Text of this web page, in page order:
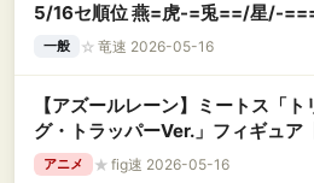
5/16セ順位 燕=虎-=兎==/星/-
一般 ☆ 竜速 2026-05-16
【アズールレーン】ミートス「
グ・トラッパーVer.」フィギュア
アニメ ★ fig速 2026-05-16